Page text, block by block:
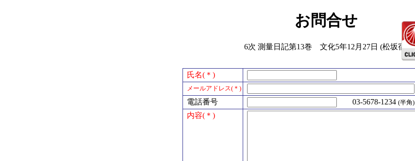
お問合せ
6次 測量日記第13巻 文化5年12月27日 (松坂宿)
氏名(＊)
メールアドレス(＊)
電話番号 03-5678-1234 (半角)
内容(＊)